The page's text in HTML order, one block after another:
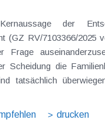
der
(GZ RV/7103366/2025
Scheidung die
tatsächlich
drucken